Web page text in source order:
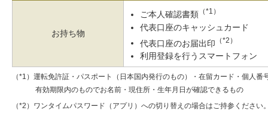
お持ち物
ご本人確認書類 （*1）
代表口座のキャッシュカード
代表口座のお届出印 （*2）
利用登録を行うスマートフォン
（*1）運転免許証・パスポート（日本国内発行のもの）・在留カード・個人
有効期限内のものでお名前・現住所・生年月日が確認できるもの
（*2）ワンタイムパスワード（アプリ）への切り替えの場合はご持参ください